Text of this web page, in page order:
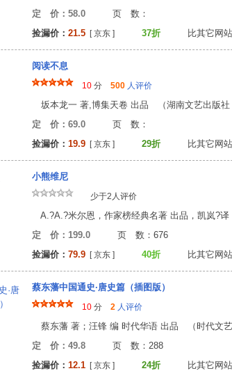
定 价：58.0 页 数
捡漏价： 21.5 [ 京东 ] 37折 比其它网站
阅读不息
10 分 500 人评价
坂本龙一 著,博集天卷 出品 （湖南文艺出版社
定 价：69.0 页 数
捡漏价： 19.9 [ 京东 ] 29折 比其它网站
小熊维尼
少于2人评价
A.?A.?米尔恩，作家榜经典名著 出品，凯岚?
定 价：199.0 页 数：
捡漏价： 79.9 [ 京东 ] 40折 比其它网站
蔡东藩中国通史·唐史篇（插图版）
10 分 2 人评价
蔡东藩 著；汪锋 编 时代华语 出品 （时代文艺
定 价：49.8 页 数：
捡漏价： 12.1 [ 京东 ] 24折 比其它网站